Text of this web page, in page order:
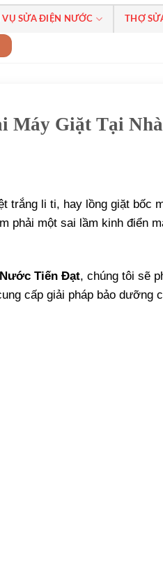
VỤ SỬA ĐIỆN NƯỚC THỢ
Máy Giặt Tại Nhà
trắng li ti, hay lồng giặt bốc
phải một sai lầm kinh điển
Tiến Đạt, chúng tôi sẽ
cấp giải pháp bảo dưỡng